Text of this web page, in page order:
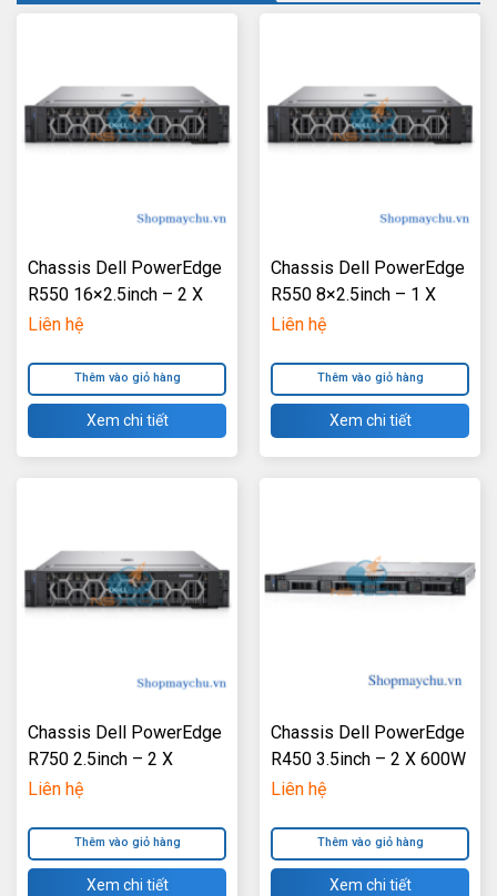
Chassis Dell PowerEdge
R550 16×2.5inch – 2 X
600W Power Supply
Liên hệ
Thêm vào giỏ hàng
Xem chi tiết
Chassis Dell PowerEdge
R550 8×2.5inch – 1 X
600W Power Supply
Liên hệ
Thêm vào giỏ hàng
Xem chi tiết
Chassis Dell PowerEdge
R750 2.5inch – 2 X
1100W Power Supply
Liên hệ
Thêm vào giỏ hàng
Xem chi tiết
Chassis Dell PowerEdge
R450 3.5inch – 2 X 600W
Power Supply
Liên hệ
Thêm vào giỏ hàng
Xem chi tiết